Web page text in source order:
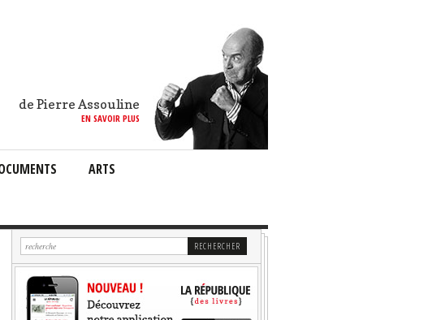
de Pierre Assouline
EN SAVOIR PLUS
ARTS